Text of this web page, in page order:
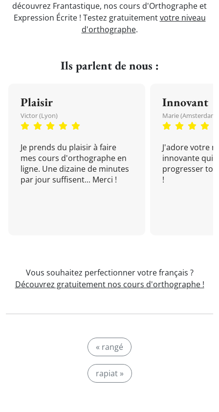
découvrez Frantastique, nos cours d'Orthographe et
Expression Écrite ! Testez gratuitementvotre niveau
d'orthographe.
Ils parlent de nous :
Plaisir
Victor (Lyon)
Je prends du plaisir à faire
mes cours d'orthographe en
ligne. Une dizaine de minutes
par jour suffisent... Merci !
Innovant
Marie (Amsterdam)
J'adore votre
innovante qui
progresser
!
Vous souhaitez perfectionner votre français ?
Découvrez gratuitement nos cours d'orthographe !
« rangé
rapiat »